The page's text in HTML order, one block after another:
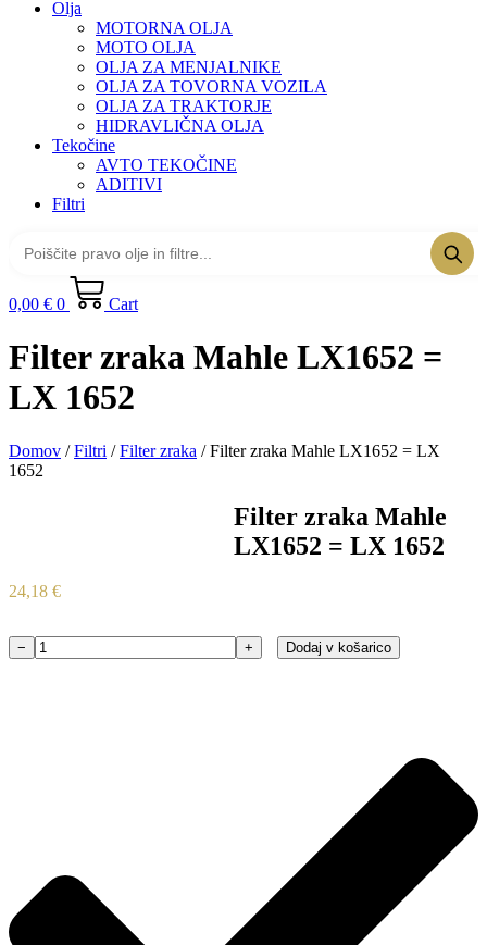
Olja
MOTORNA OLJA
MOTO OLJA
OLJA ZA MENJALNIKE
OLJA ZA TOVORNA VOZILA
OLJA ZA TRAKTORJE
HIDRAVLIČNA OLJA
Tekočine
AVTO TEKOČINE
ADITIVI
Filtri
0,00 € 0 Cart
Filter zraka Mahle LX1652 =
LX 1652
Domov /Filtri /Filter zraka / Filter zraka Mahle LX1652 = LX
1652
Filter zraka Mahle
LX1652 = LX 1652
24,18 €
Filter
− + Dodaj v košarico